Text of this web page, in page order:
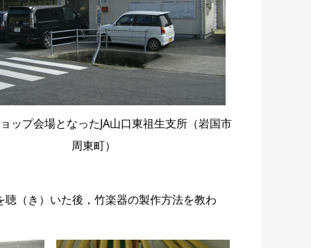
ップ会場となったJA山口東祖生支所（岩国市
周東町）
（き）いた後，竹楽器の製作方法を教わ